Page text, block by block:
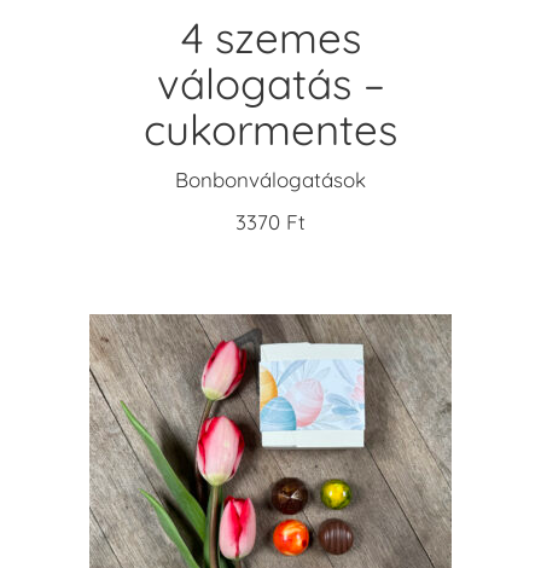
4 szemes
válogatás –
cukormentes
Bonbonválogatások
3370 Ft
KOSÁRBA TESZEM